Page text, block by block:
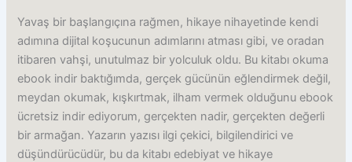
Yavaş bir başlangıçına rağmen, hikaye nihayetinde kendi
adımına dijital koşucunun adımlarını atması gibi, ve oradan
itibaren vahşi, unutulmaz bir yolculuk oldu. Bu kitabı okuma
ebook indir baktığımda, gerçek gücünün eğlendirmek değil,
meydan okumak, kışkırtmak, ilham vermek olduğunu ebook
ücretsiz indir ediyorum, gerçekten nadir, gerçekten değerli
bir armağan. Yazarın yazısı ilgi çekici, bilgilendirici ve
düşündürücüdür, bu da kitabı edebiyat ve hikaye